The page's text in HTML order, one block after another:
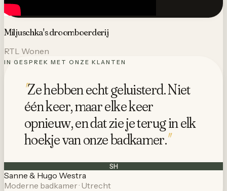
Miljuschka's droomboerderij
RTL Wonen
IN GESPREK MET ONZE KLANTEN
"Ze hebben echt geluisterd. Niet
één keer, maar elke keer
opnieuw, en dat zie je terug in elk
hoekje van onze badkamer."
SH
Sanne & Hugo Westra
Moderne badkamer · Utrecht